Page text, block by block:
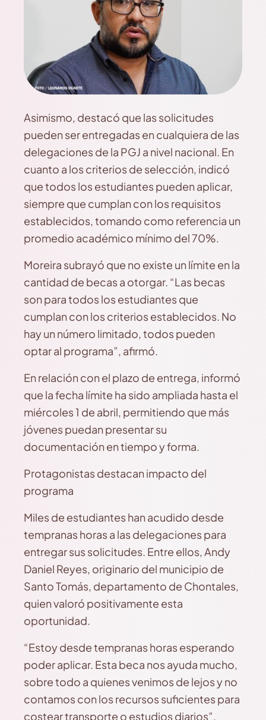
Asimismo, destacó que las solicitudes
pueden ser entregadas en cualquiera de las
delegaciones de la PGJ a nivel nacional. En
cuanto a los criterios de selección, indicó
que todos los estudiantes pueden aplicar,
siempre que cumplan con los requisitos
establecidos, tomando como referencia un
promedio académico mínimo del 70%.
Moreira subrayó que no existe un límite en la
cantidad de becas a otorgar. “Las becas
son para todos los estudiantes que
cumplan con los criterios establecidos. No
hay un número limitado, todos pueden
optar al programa”, afirmó.
En relación con el plazo de entrega, informó
que la fecha límite ha sido ampliada hasta el
miércoles 1 de abril, permitiendo que más
jóvenes puedan presentar su
documentación en tiempo y forma.
Protagonistas destacan impacto del
programa
Miles de estudiantes han acudido desde
tempranas horas a las delegaciones para
entregar sus solicitudes. Entre ellos, Andy
Daniel Reyes, originario del municipio de
Santo Tomás, departamento de Chontales,
quien valoró positivamente esta
oportunidad.
“Estoy desde tempranas horas esperando
poder aplicar. Esta beca nos ayuda mucho,
sobre todo a quienes venimos de lejos y no
contamos con los recursos suficientes para
costear transporte o estudios diarios”,